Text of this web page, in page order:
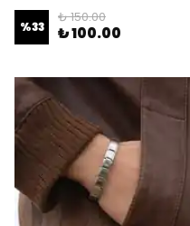
%33
₺ 150.00
₺ 100.00